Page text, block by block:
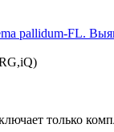
pallidum-FL.